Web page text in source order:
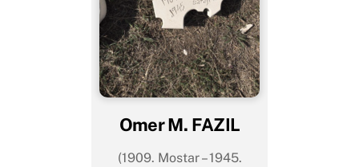
Omer M. FAZIL
(1909. Mostar – 1945.